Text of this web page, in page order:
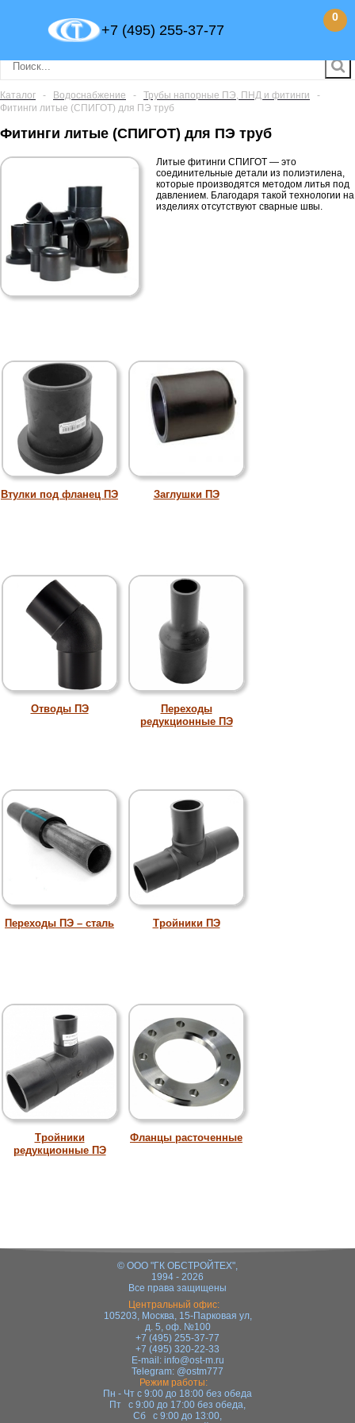
+7 (495) 255-37-77
0
Каталог - Водоснабжение - Трубы напорные ПЭ, ПНД и фитинги
-
Фитинги литые (СПИГОТ) для ПЭ труб
Фитинги литые (СПИГОТ) для ПЭ труб
Литые фитинги СПИГОТ — это
соединительные детали из полиэтилена,
которые производятся методом литья под
давлением. Благодаря такой технологии на
изделиях отсутствуют сварные швы.
Втулки под фланец ПЭ Заглушки ПЭ
Отводы ПЭ
Переходы
редукционные ПЭ
Переходы ПЭ – сталь Тройники ПЭ
Тройники
редукционные ПЭ
Фланцы расточенные
© ООО "ГК ОБСТРОЙТЕХ",
1994 - 2026
Все права защищены
Центральный офис:
105203, Москва, 15-Парковая ул,
д. 5, оф. №100
+7 (495) 255-37-77
+7 (495) 320-22-33
E-mail: info@ost-m.ru
Telegram: @ostm777
Режим работы:
Пн - Чт с 9:00 до 18:00 без обеда
Пт с 9:00 до 17:00 без обеда,
Сб с 9:00 до 13:00,